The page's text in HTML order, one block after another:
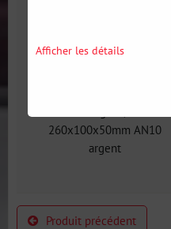
260x100x50mm AN10
argent
Produit précédent
Afficher les détails